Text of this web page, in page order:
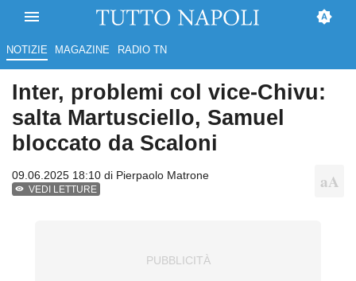
NOTIZIE MAGAZINE RADIO TN
Inter, problemi col vice-Chivu:
salta Martusciello, Samuel
bloccato da Scaloni
09.06.2025 18:10 di Pierpaolo Matrone
VEDI LETTURE